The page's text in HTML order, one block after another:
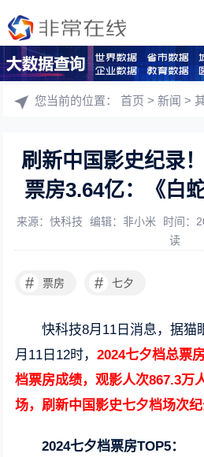
您当前的位置：首页 >新闻 >
刷新中国影史纪录
票房3.64亿：《白
来源：快科技 编辑：非小米 时间：
读
# 票房 # 七夕
快科技8月11日消息，据猫
月11日12时，2024七夕档总票
档票房成绩，观影人次867.3万
场，刷新中国影史七夕档场次纪
2024七夕档票房TOP5：